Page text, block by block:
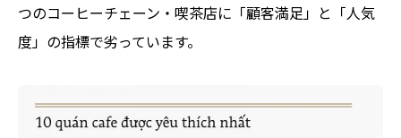
つのコーヒーチェーン・喫茶店に「顧客満足」と「人気
度」の指標で劣っています。